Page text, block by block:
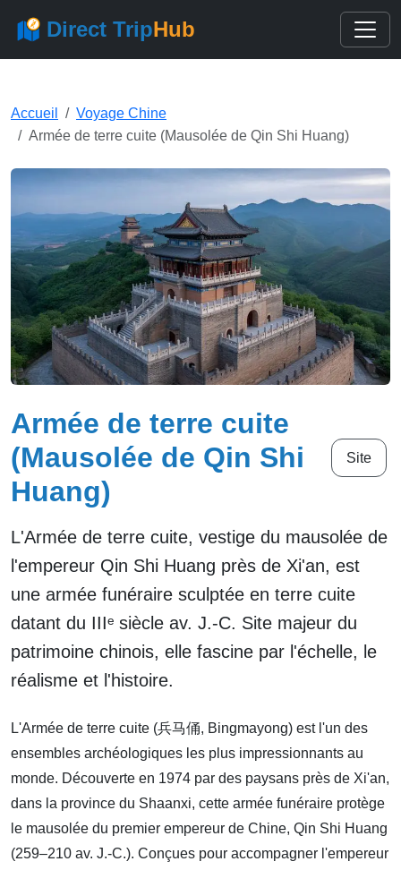
Direct TripHub
Accueil
Voyage Chine
Armée de terre cuite (Mausolée de Qin Shi Huang)
Armée de terre cuite
(Mausolée de Qin Shi
Huang)
Site
L'Armée de terre cuite, vestige du mausolée de
l'empereur Qin Shi Huang près de Xi'an, est
une armée funéraire sculptée en terre cuite
datant du IIIᵉ siècle av. J.-C. Site majeur du
patrimoine chinois, elle fascine par l'échelle, le
réalisme et l'histoire.
L'Armée de terre cuite (兵马俑, Bingmayong) est l'un des
ensembles archéologiques les plus impressionnants au
monde. Découverte en 1974 par des paysans près de Xi'an,
dans la province du Shaanxi, cette armée funéraire protège
le mausolée du premier empereur de Chine, Qin Shi Huang
(259–210 av. J.-C.). Conçues pour accompagner l'empereur